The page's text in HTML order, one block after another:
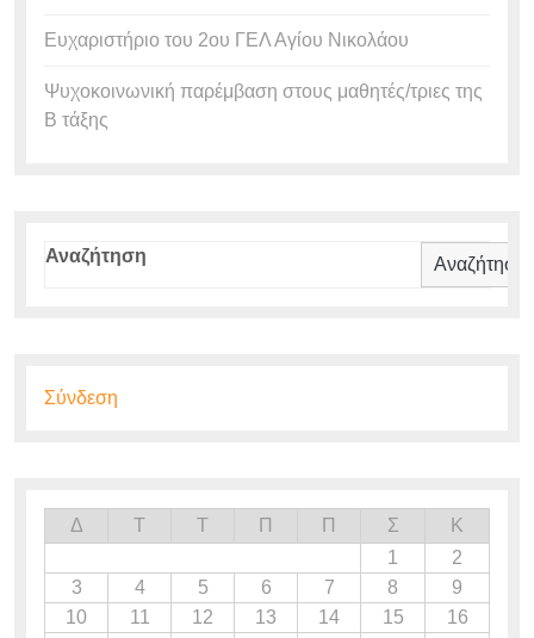
Ευχαριστήριο του 2ου ΓΕΛ Αγίου Νικολάου
Ψυχοκοινωνική παρέμβαση στους μαθητές/τριες της
Β τάξης
Αναζήτηση Αναζήτηση
Σύνδεση
Δ Τ Τ Π Π Σ
Κ
1
2
3
4 5 6 7 8
9
10
11 12 13 14 15
16